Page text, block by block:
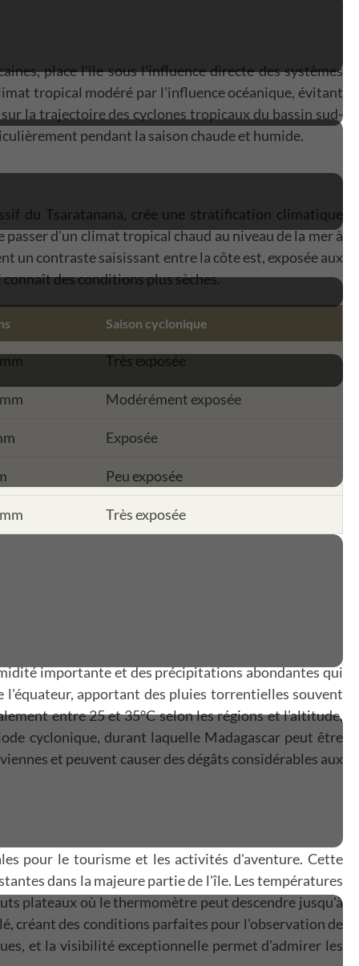
place l'île sous l'influence directe des systèmes
tropical modéré par l'influence océanique, évitant
la trajectoire des cyclones tropicaux du bassin sud-
pendant la saison chaude et humide.
du Tsaratanana, crée une stratification climatique
d'un climat tropical chaud au niveau de la mer à
un contraste saisissant entre la côte est, exposée aux
des conditions plus sèches.
Saison cyclonique
Très exposée
Modérément exposée
Exposée
Peu exposée
Très exposée
importante et des précipitations abondantes qui
l'équateur, apportant des pluies torrentielles souvent
entre 25 et 35°C selon les régions et l'altitude,
cyclonique, durant laquelle Madagascar peut être
et peuvent causer des dégâts considérables aux
pour le tourisme et les activités d'aventure. Cette
dans la majeure partie de l'île. Les températures
plateaux où le thermomètre peut descendre jusqu'à
créant des conditions parfaites pour l'observation de
et la visibilité exceptionnelle permet d'admirer les